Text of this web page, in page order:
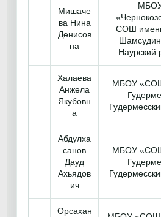
Мишаче
ва Нина
Денисов
на
СОШ
Наурский
Халаева
Анжела
Якубовн
а
МБОУ
Абдулха
санов
Дауд
Ахьядов
ич
МБОУ
Орсахан